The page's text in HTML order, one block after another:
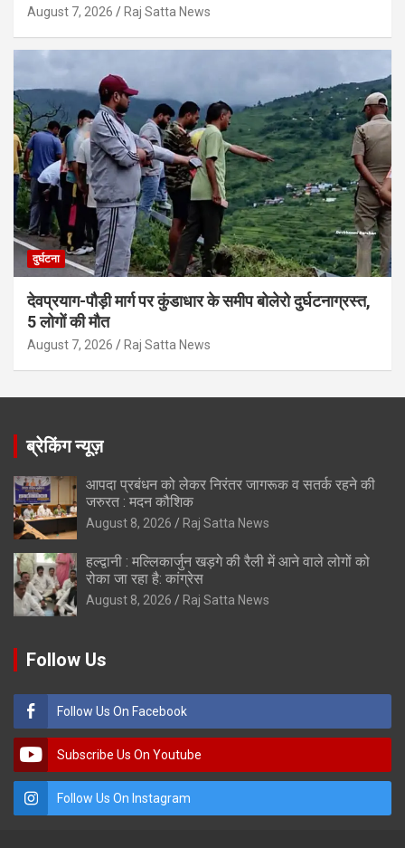
August 7, 2026 Raj Satta News
दुर्घटना
देवप्रयाग-पौड़ी मार्ग पर कुंडाधार के समीप बोलेरो दुर्घटनाग्रस्त,
5 लोगों की मौत
August 7, 2026 Raj Satta News
ब्रेकिंग न्यूज़
आपदा प्रबंधन को लेकर निरंतर जागरूक व सतर्क रहने की
जरुरत : मदन कौशिक
August 8, 2026 Raj Satta News
हल्द्वानी : मल्लिकार्जुन खड़गे की रैली में आने वाले लोगों को
रोका जा रहा है: कांग्रेस
August 8, 2026 Raj Satta News
Follow Us
Follow Us On Facebook
Subscribe Us On Youtube
Follow Us On Instagram